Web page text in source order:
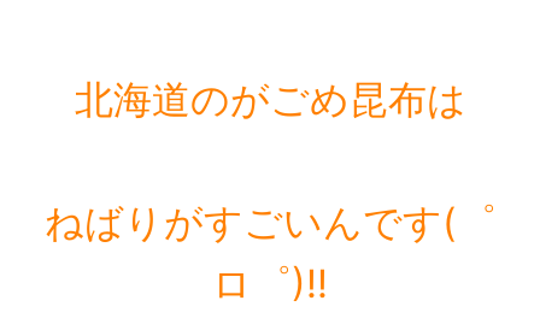
北海道のがごめ昆布は
ねばりがすごいんです(゜
ロ゜)!!